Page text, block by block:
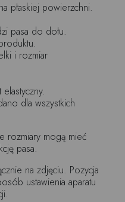
płaskiej powierzchni.
pasa do dołu.
i rozmiar
dla wszystkich
rozmiary mogą mieć
pasa.
na zdjęciu. Pozycja
ustawienia aparatu